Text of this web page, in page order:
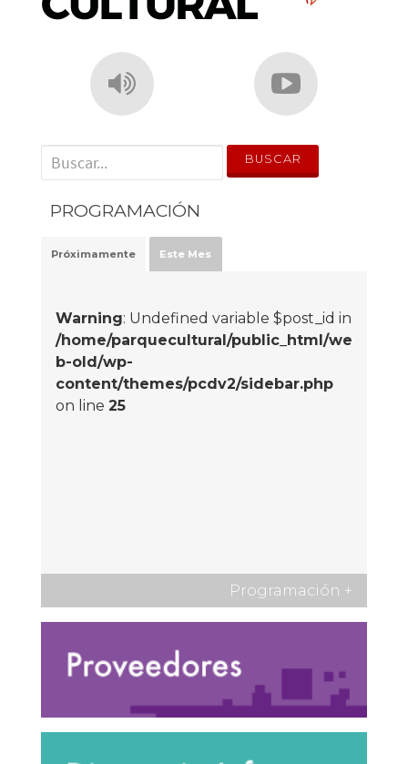
' . __('Search for:') . '
PROGRAMACIÓN
Próximamente Este Mes
Warning: Undefined variable $post_id in
/home/parquecultural/public_html/we
b-old/wp-
content/themes/pcdv2/sidebar.php
on line 25
Programación +